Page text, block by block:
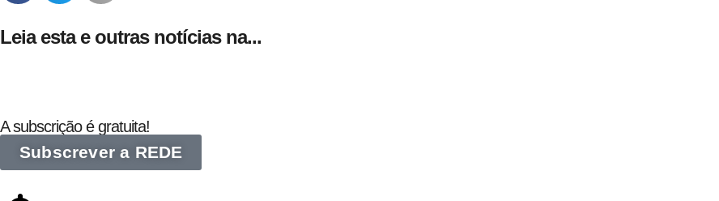
Leia esta e outras notícias na...
A subscrição é gratuita!
Subscrever a REDE